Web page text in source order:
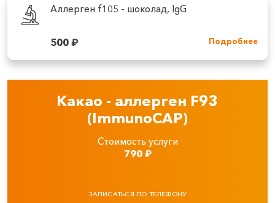
Аллерген f105 - шоколад, IgG
500₽ Подробнее
Какао - аллерген F93
(ImmunoCAP)
Стоимость услуги
790₽
ЗАПИСАТЬСЯ ПО ТЕЛЕФОНУ